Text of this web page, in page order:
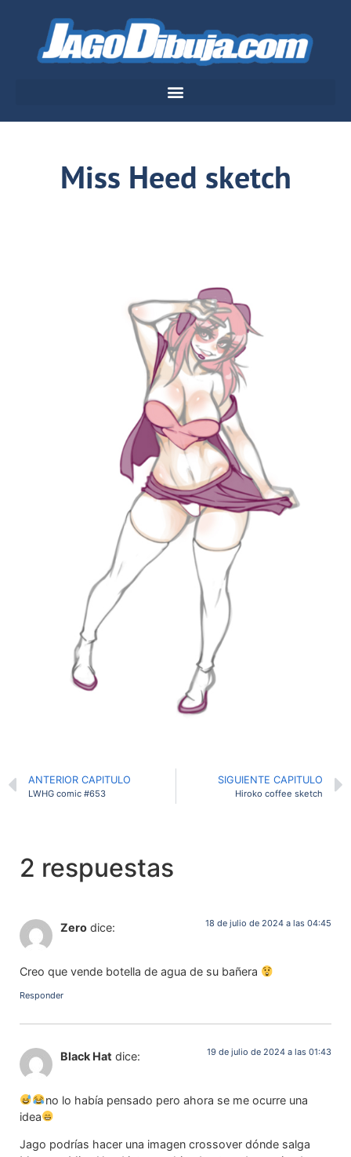
Miss Heed sketch
ANTERIOR CAPITULO
LWHG comic #653
SIGUIENTE CAPITULO
Hiroko coffee sketch
2 respuestas
Zero dice: 18 de julio de 2024 a las 04:45
Creo que vende botella de agua de su bañera
Responder
Black Hat dice: 19 de julio de 2024 a las 01:43
no lo había pensado pero ahora se me ocurre una
idea
Jago podrías hacer una imagen crossover dónde salga